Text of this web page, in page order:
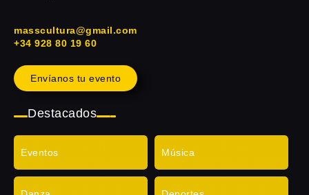
masscultura@gmail.com
+34 928 80 19 60
Envíanos tu evento
Destacados
Eventos Música